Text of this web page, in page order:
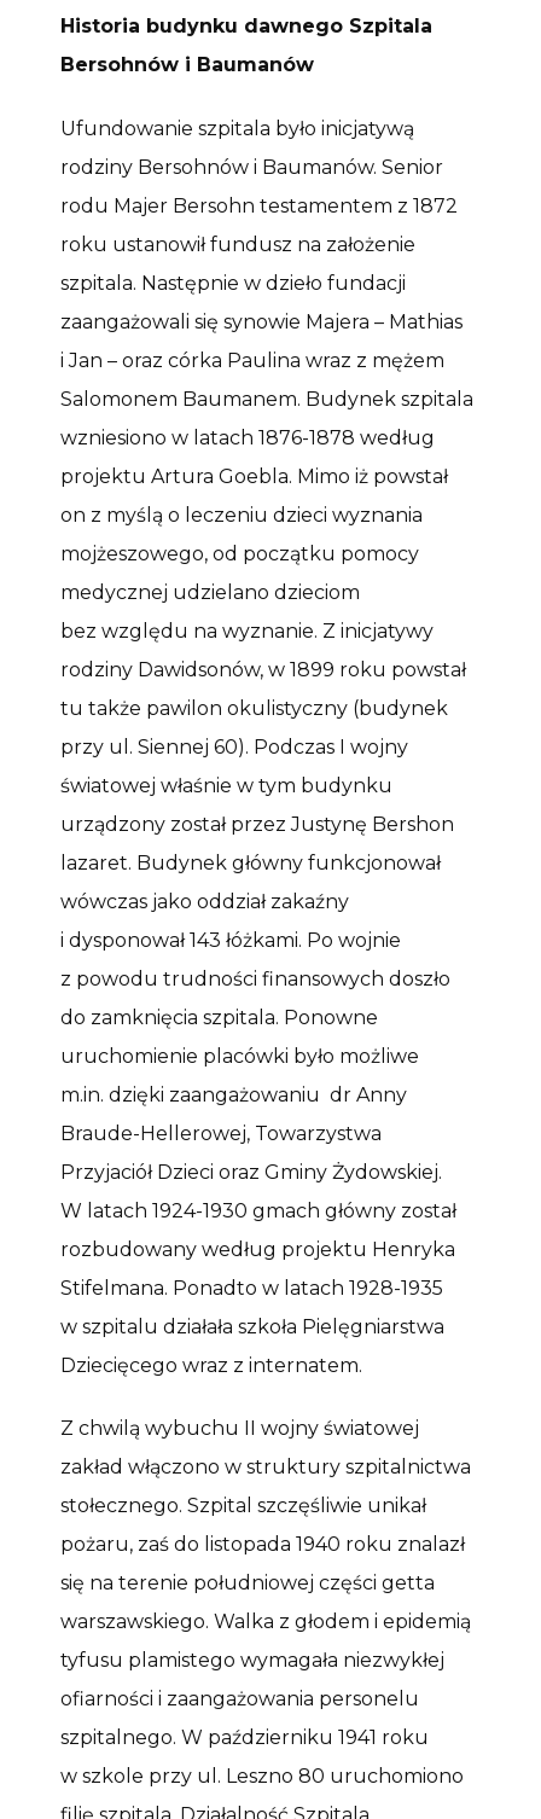
Historia budynku dawnego Szpitala
Bersohnów i Baumanów
Ufundowanie szpitala było inicjatywą
rodziny Bersohnów i Baumanów. Senior
rodu Majer Bersohn testamentem z 1872
roku ustanowił fundusz na założenie
szpitala. Następnie w dzieło fundacji
zaangażowali się synowie Majera – Mathias
i Jan – oraz córka Paulina wraz z mężem
Salomonem Baumanem. Budynek szpitala
wzniesiono w latach 1876-1878 według
projektu Artura Goebla. Mimo iż powstał
on z myślą o leczeniu dzieci wyznania
mojżeszowego, od początku pomocy
medycznej udzielano dzieciom
bez względu na wyznanie. Z inicjatywy
rodziny Dawidsonów, w 1899 roku powstał
tu także pawilon okulistyczny (budynek
przy ul. Siennej 60). Podczas I wojny
światowej właśnie w tym budynku
urządzony został przez Justynę Bershon
lazaret. Budynek główny funkcjonował
wówczas jako oddział zakaźny
i dysponował 143 łóżkami. Po wojnie
z powodu trudności finansowych doszło
do zamknięcia szpitala. Ponowne
uruchomienie placówki było możliwe
m.in. dzięki zaangażowaniu dr Anny
Braude-Hellerowej, Towarzystwa
Przyjaciół Dzieci oraz Gminy Żydowskiej.
W latach 1924-1930 gmach główny został
rozbudowany według projektu Henryka
Stifelmana. Ponadto w latach 1928-1935
w szpitalu działała szkoła Pielęgniarstwa
Dziecięcego wraz z internatem.
Z chwilą wybuchu II wojny światowej
zakład włączono w struktury szpitalnictwa
stołecznego. Szpital szczęśliwie unikał
pożaru, zaś do listopada 1940 roku znalazł
się na terenie południowej części getta
warszawskiego. Walka z głodem i epidemią
tyfusu plamistego wymagała niezwykłej
ofiarności i zaangażowania personelu
szpitalnego. W październiku 1941 roku
w szkole przy ul. Leszno 80 uruchomiono